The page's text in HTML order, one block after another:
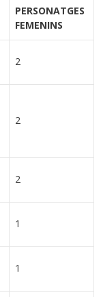
PERSONATGES
FEMENINS
2
2
2
1
1